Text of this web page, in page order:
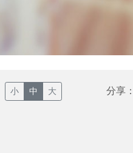
小 中 大 分享：